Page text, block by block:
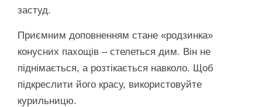
застуд.
Приємним доповненням стане «родзинка»
конусних пахощів – стелеться дим. Він не
піднімається, а розтікається навколо. Щоб
підкреслити його красу, використовуйте
курильницю.